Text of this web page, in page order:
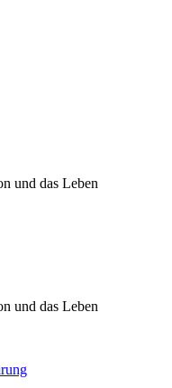
und das Leben
und das Leben